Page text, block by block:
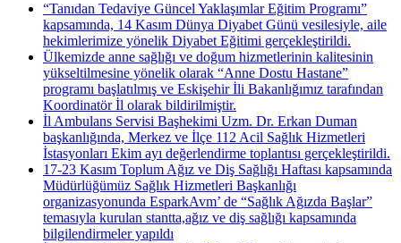
“Tanıdan Tedaviye Güncel Yaklaşımlar Eğitim Programı”
kapsamında, 14 Kasım Dünya Diyabet Günü vesilesiyle, aile
hekimlerimize yönelik Diyabet Eğitimi gerçekleştirildi.
Ülkemizde anne sağlığı ve doğum hizmetlerinin kalitesinin
yükseltilmesine yönelik olarak “Anne Dostu Hastane”
programı başlatılmış ve Eskişehir İli Bakanlığımız tarafından
Koordinatör İl olarak bildirilmiştir.
İl Ambulans Servisi Başhekimi Uzm. Dr. Erkan Duman
başkanlığında, Merkez ve İlçe 112 Acil Sağlık Hizmetleri
İstasyonları Ekim ayı değerlendirme toplantısı gerçekleştirildi.
17-23 Kasım Toplum Ağız ve Diş Sağlığı Haftası kapsamında
Müdürlüğümüz Sağlık Hizmetleri Başkanlığı
organizasyonunda Espark​Avm’ de “Sağlık Ağızda Başlar”
temasıyla kurulan stantta,​ağız ve diş sağlığı kapsamında
bilgilendirmeler yapıldı